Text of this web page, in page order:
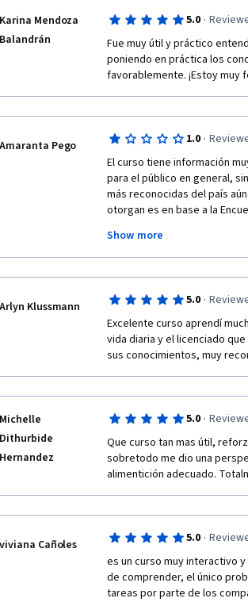
Karina Mendoza
Balandrán
5.0 ·
Fue muy útil y práctico
poniendo en práctica los
favorablemente. ¡Estoy muy
Amaranta Pego 1.0 ·
El curso tiene información
para el público en general,
más reconocidas del país
otorgan es en base a la
recientes, la norma oficial la
los "Alimentos de mayor
más de 20 años), el Instituto
acerca del panorama de
vasos de agua, hace un
satisfacer las necesidades
padecimiento específico
el sistema de intercambios
ejercicios de manera
ver qué tipo de material está
de gran utilidad para mejorar
mucha verguenza ver este
tenemos la crisis de salud
Show more
Arlyn Klussmann 5.0 ·
Excelente curso aprendí
vida diaria y el licenciado
sus conocimientos, muy
Michelle
Dithurbide
Hernandez
5.0 ·
Que curso tan mas útil,
sobretodo me dio una
alimentición adecuado.
viviana Cañoles 5.0 ·
es un curso muy interactivo
de comprender, el único
tareas por parte de los